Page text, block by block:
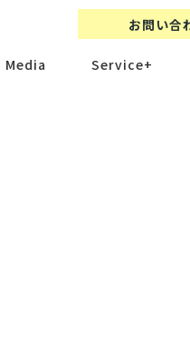
お問い合
Media Service+